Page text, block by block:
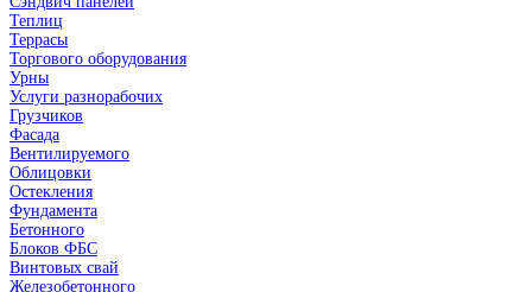
Теплиц
Террасы
Торгового оборудования
Урны
Услуги разнорабочих
Грузчиков
Фасада
Вентилируемого
Облицовки
Остекления
Фундамента
Бетонного
Блоков ФБС
Винтовых свай
Железобетонного